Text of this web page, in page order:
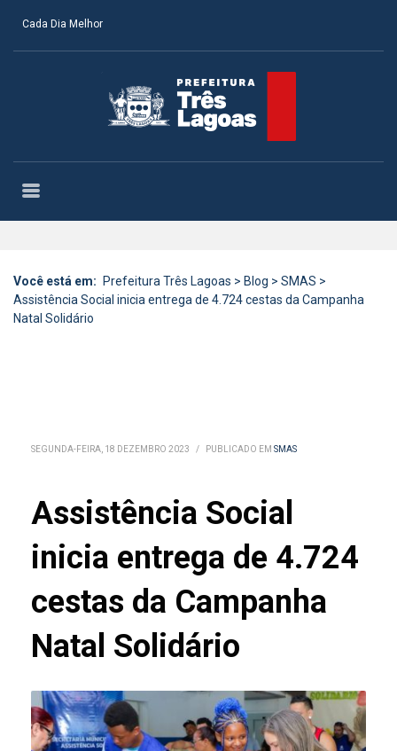
Cada Dia Melhor
Você está em: Prefeitura Três Lagoas > Blog > SMAS >
Assistência Social inicia entrega de 4.724 cestas da Campanha
Natal Solidário
SEGUNDA-FEIRA, 18 DEZEMBRO 2023 / PUBLICADO EM SMAS
Assistência Social
inicia entrega de 4.724
cestas da Campanha
Natal Solidário